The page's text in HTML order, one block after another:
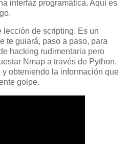
interfaz programática. Aquí es
lección de scripting. Es un
te guiará, paso a paso, para
hacking rudimentaria pero
Nmap a través de Python,
obteniendo la información que
golpe.